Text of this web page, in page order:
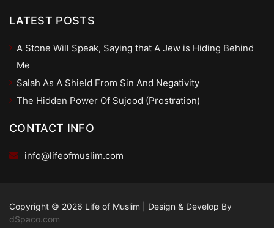
LATEST POSTS
A Stone Will Speak, Saying that A Jew is Hiding Behind
Me
Salah As A Shield From Sin And Negativity
The Hidden Power Of Sujood (Prostration)
CONTACT INFO
info@lifeofmuslim.com
Copyright © 2026 Life of Muslim
Design & Develop By
dSpaco.com